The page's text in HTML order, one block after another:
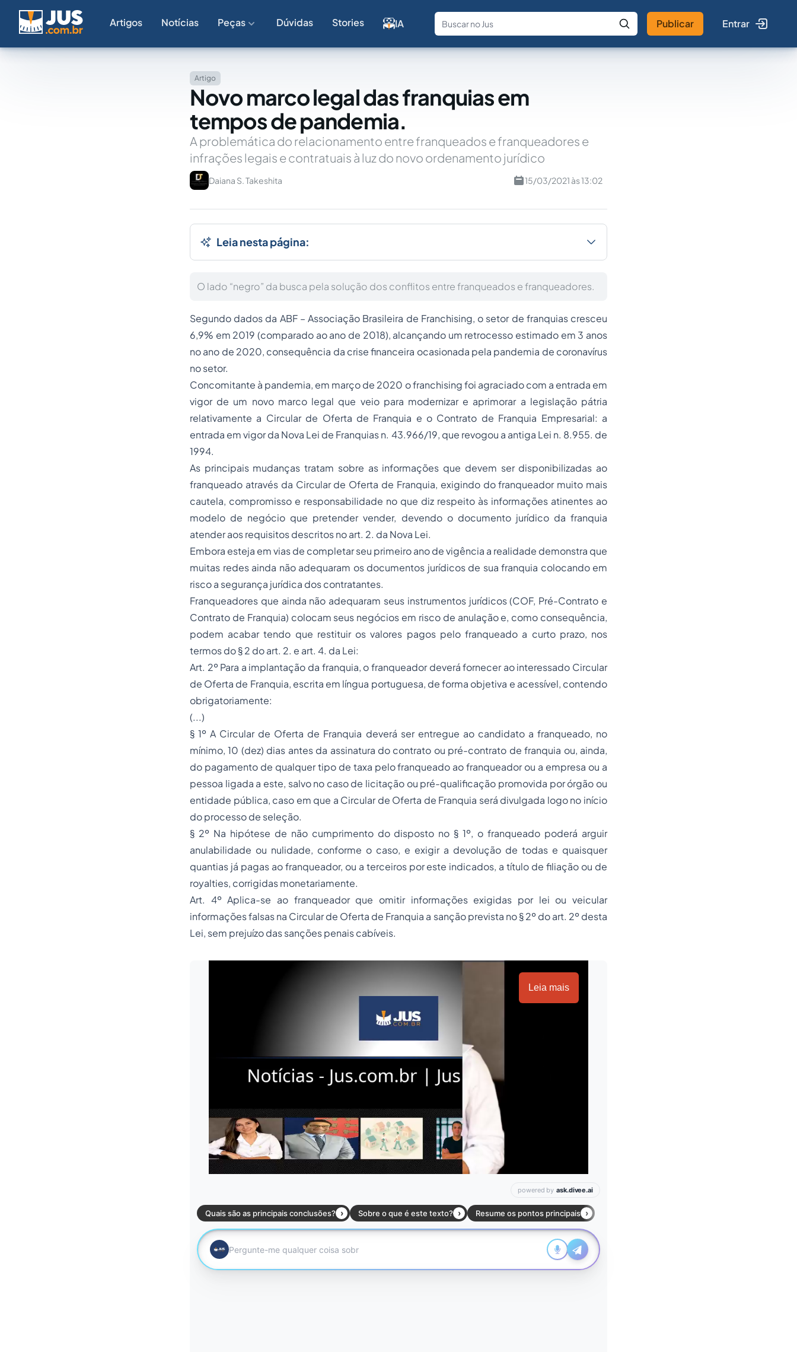
Artigos Notícias Peças Dúvidas Stories IA
Fale com a IA Buscar no Jus
Publicar Entrar
Artigo
Novo marco legal das franquias em
tempos de pandemia.
A problemática do relacionamento entre franqueados e franqueadores e
infrações legais e contratuais à luz do novo ordenamento jurídico
Daiana S. Takeshita 15/03/2021 às 13:02
Leia nesta página:
O lado “negro” da busca pela solução dos conflitos entre franqueados e franqueadores.
Segundo dados da ABF – Associação Brasileira de Franchising, o setor de franquias cresceu
6,9% em 2019 (comparado ao ano de 2018), alcançando um retrocesso estimado em 3 anos
no ano de 2020, consequência da crise financeira ocasionada pela pandemia de coronavírus
no setor.
Concomitante à pandemia, em março de 2020 ofranchisingfoi agraciado com a entrada em
vigor de um novo marco legal que veio para modernizar e aprimorar a legislação pátria
relativamente a Circular de Oferta de Franquia e o Contrato de Franquia Empresarial: a
entrada em vigor da Nova Lei de Franquias n. 43.966/19, que revogou a antiga Lei n. 8.955. de
1994.
As principais mudanças tratam sobre as informações que devem ser disponibilizadas ao
franqueado através da Circular de Oferta de Franquia, exigindo do franqueador muito mais
cautela, compromisso e responsabilidade no que diz respeito às informações atinentes ao
modelo de negócio que pretender vender, devendo o documento jurídico da franquia
atender aos requisitos descritos no art. 2. da Nova Lei.
Embora esteja em vias de completar seu primeiro ano de vigência a realidade demonstra que
muitas redes ainda não adequaram os documentos jurídicos de sua franquia colocando em
risco a segurança jurídica dos contratantes.
Franqueadores que ainda não adequaram seus instrumentos jurídicos (COF, Pré-Contrato e
Contrato de Franquia) colocam seus negócios em risco de anulação e, como consequência,
podem acabar tendo que restituir os valores pagos pelo franqueado a curto prazo, nos
termos do § 2 do art. 2. e art. 4. da Lei:
Art. 2º Para a implantação da franquia, o franqueador deverá fornecer ao interessado Circular
de Oferta de Franquia, escrita em língua portuguesa, de forma objetiva e acessível, contendo
obrigatoriamente:
(...)
§ 1º A Circular de Oferta de Franquia deverá ser entregue ao candidato a franqueado, no
mínimo, 10 (dez) dias antes da assinatura do contrato ou pré-contrato de franquia ou, ainda,
do pagamento de qualquer tipo de taxa pelo franqueado ao franqueador ou a empresa ou a
pessoa ligada a este, salvo no caso de licitação ou pré-qualificação promovida por órgão ou
entidade pública, caso em que a Circular de Oferta de Franquia será divulgada logo no início
do processo de seleção.
§ 2º Na hipótese de não cumprimento do disposto no § 1º, o franqueado poderá arguir
anulabilidade ou nulidade, conforme o caso, e exigir a devolução de todas e quaisquer
quantias já pagas ao franqueador, ou a terceiros por este indicados, a título de filiação ou de
royalties, corrigidas monetariamente.
Art. 4º Aplica-se ao franqueador que omitir informações exigidas por lei ou veicular
informações falsas na Circular de Oferta de Franquia a sanção prevista no § 2º do art. 2º desta
Lei, sem prejuízo das sanções penais cabíveis.
Leia mais